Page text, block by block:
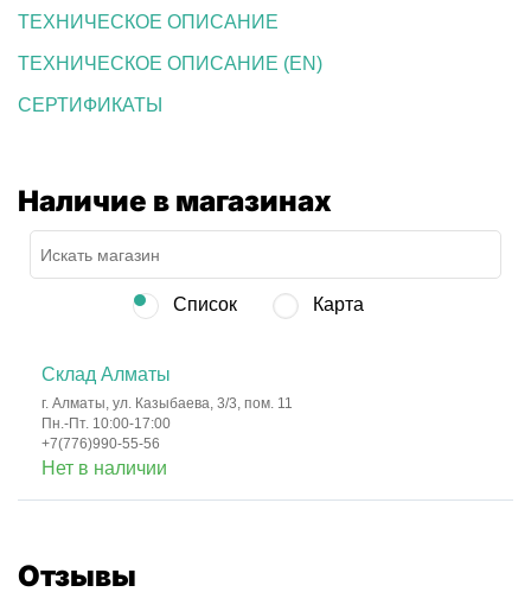
ТЕХНИЧЕСКОЕ ОПИСАНИЕ
ТЕХНИЧЕСКОЕ ОПИСАНИЕ (EN)
СЕРТИФИКАТЫ
Наличие в магазинах
Список Карта
Склад Алматы
г. Алматы, ул. Казыбаева, 3/3, пом. 11
Пн.-Пт. 10:00-17:00
+7(776)990-55-56
Нет в наличии
Отзывы